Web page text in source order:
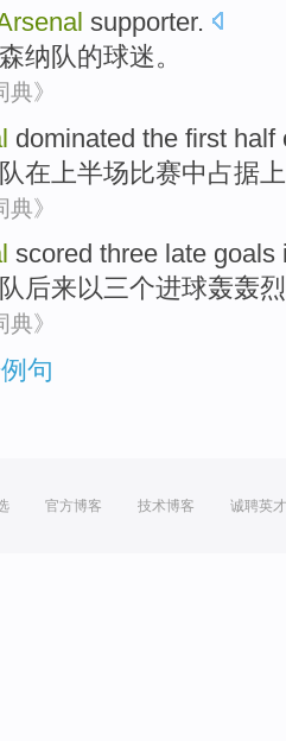
supporter.
纳队的球迷。
典》
dominated the first half
在 上半场比赛中占据
典》
scored three late goals
队后来以三个进球轰轰
典》
句
官方博客 技术博客 诚聘英才